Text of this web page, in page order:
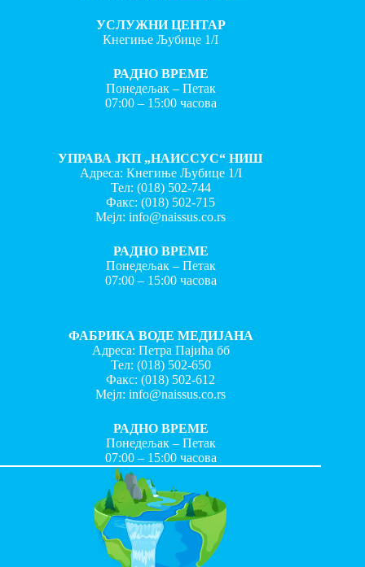
УСЛУЖНИ ЦЕНТАР
Кнегиње Љубице 1/I
РАДНО ВРЕМЕ
Понедељак – Петак
07:00 – 15:00 часова
УПРАВА ЈКП „НАИССУС“ НИШ
Адреса: Кнегиње Љубице 1/I
Тел: (018) 502-744
Факс:(018) 502-715
Мејл:info@naissus.co.rs
РАДНО ВРЕМЕ
Понедељак – Петак
07:00 – 15:00 часова
ФАБРИКА ВОДЕ МЕДИЈАНА
Адреса: Петра Пајића бб
Тел: (018) 502-650
Факс:(018) 502-612
Мејл:info@naissus.co.rs
РАДНО ВРЕМЕ
Понедељак – Петак
07:00 – 15:00 часова